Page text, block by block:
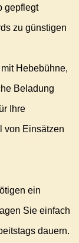
gepflegt
zu günstigen
Hebebühne,
Beladung
Ihre
von Einsätzen
ein
Sie einfach
dauern.